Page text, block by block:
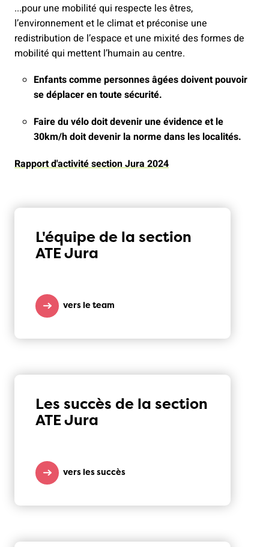
...pour une mobilité qui respecte les êtres,
l’environnement et le climat et préconise une
redistribution de l’espace et une mixité des formes de
mobilité qui mettent l’humain au centre.
Enfants comme personnes âgées doivent pouvoir
se déplacer en toute sécurité.
Faire du vélo doit devenir une évidence et le
30km/h doit devenir la norme dans les localités.
Rapport d'activité section Jura 2024
L'équipe de la section
ATE Jura
vers le team
Les succès de la section
ATE Jura
vers les succès